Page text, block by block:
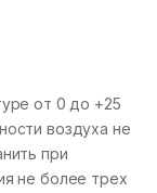
от 0 до +25
воздуха не
при
не более трех